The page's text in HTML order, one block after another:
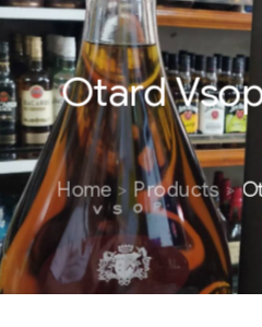
Otard
Home Products